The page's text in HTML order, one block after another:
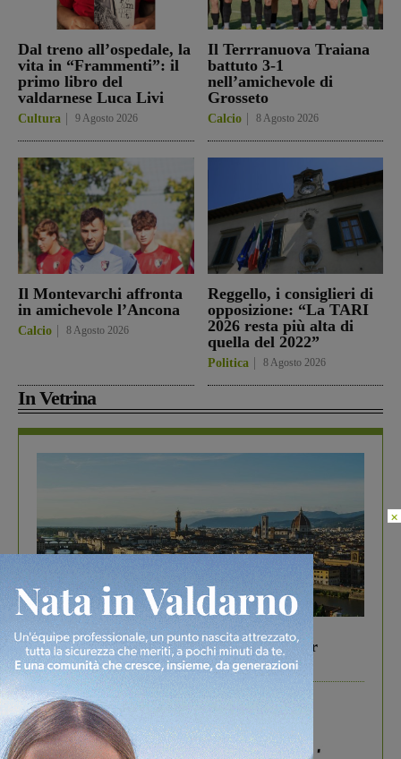
Dal treno all’ospedale, la
vita in “Frammenti”: il
primo libro del
valdarnese Luca Livi
Cultura 9 Agosto 2026
Il Terrranuova Traiana
battuto 3-1
nell’amichevole di
Grosseto
Calcio 8 Agosto 2026
Il Montevarchi affronta
in amichevole l’Ancona
Calcio 8 Agosto 2026
Reggello, i consiglieri di
opposizione: “La TARI
2026 resta più alta di
quella del 2022”
Politica 8 Agosto 2026
In Vetrina
In vetrina 6 Agosto 2026
Gita di famiglia a Firenze: 5 idee per far
divertire i tuoi figli
×